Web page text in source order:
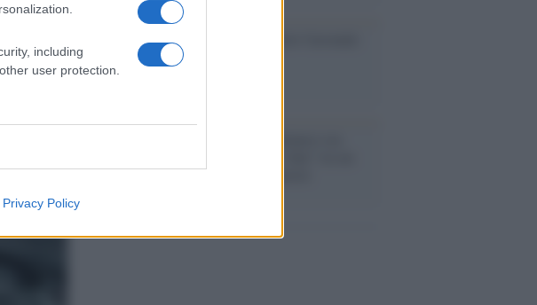
including
user protection.
Privacy Policy
Il caso /Trump ha quasi esaurito l'arsenale
Usa, ma il tycoon smentisce
dirigente del Mef e alcuni ministri